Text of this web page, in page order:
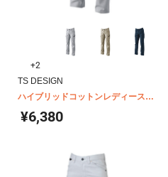
+2
TS DESIGN
ハイブリッドコットンレディースカ
ーゴパンツ 35141
¥6,380